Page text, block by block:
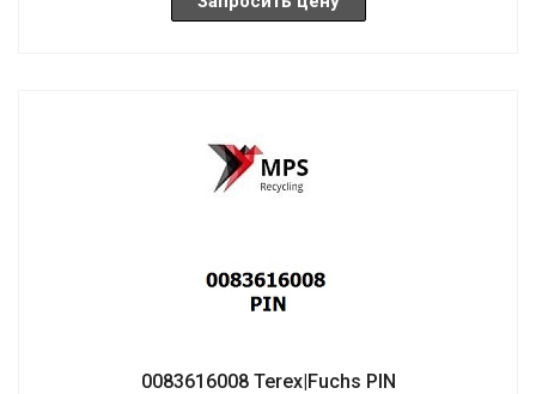
0083616008 Terex|Fuchs PIN